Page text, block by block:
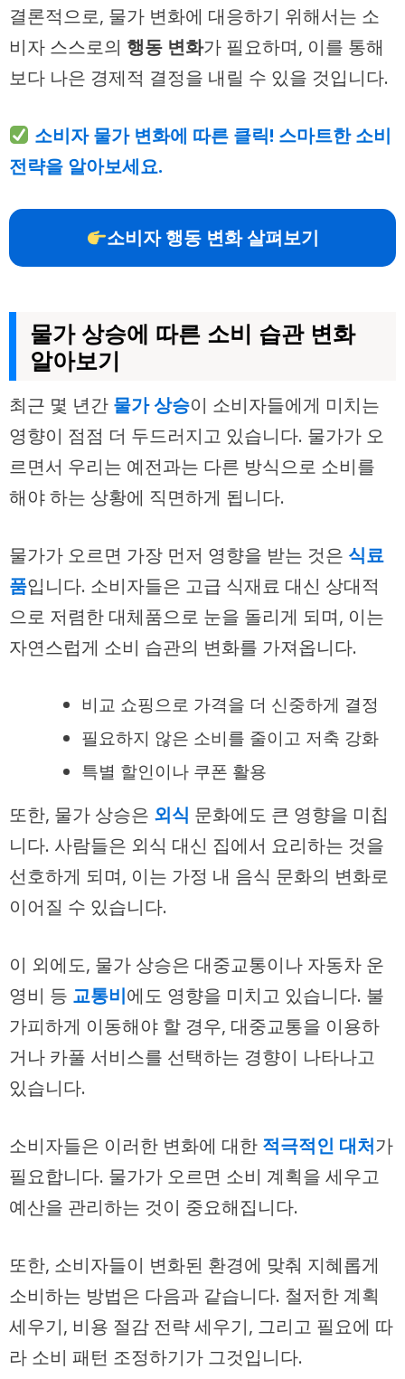
결론적으로, 물가 변화에 대응하기 위해서는 소
비자 스스로의 행동 변화가 필요하며, 이를 통해
보다 나은 경제적 결정을 내릴 수 있을 것입니다.
소비자 물가 변화에 따른 클릭! 스마트한 소비
전략을 알아보세요.
소비자 행동 변화 살펴보기
물가 상승에 따른 소비 습관 변화
알아보기
최근 몇 년간 물가 상승이 소비자들에게 미치는
영향이 점점 더 두드러지고 있습니다. 물가가 오
르면서 우리는 예전과는 다른 방식으로 소비를
해야 하는 상황에 직면하게 됩니다.
물가가 오르면 가장 먼저 영향을 받는 것은 식료
품입니다. 소비자들은 고급 식재료 대신 상대적
으로 저렴한 대체품으로 눈을 돌리게 되며, 이는
자연스럽게 소비 습관의 변화를 가져옵니다.
비교 쇼핑으로 가격을 더 신중하게 결정
필요하지 않은 소비를 줄이고 저축 강화
특별 할인이나 쿠폰 활용
또한, 물가 상승은 외식 문화에도 큰 영향을 미칩
니다. 사람들은 외식 대신 집에서 요리하는 것을
선호하게 되며, 이는 가정 내 음식 문화의 변화로
이어질 수 있습니다.
이 외에도, 물가 상승은 대중교통이나 자동차 운
영비 등 교통비에도 영향을 미치고 있습니다. 불
가피하게 이동해야 할 경우, 대중교통을 이용하
거나 카풀 서비스를 선택하는 경향이 나타나고
있습니다.
소비자들은 이러한 변화에 대한 적극적인 대처가
필요합니다. 물가가 오르면 소비 계획을 세우고
예산을 관리하는 것이 중요해집니다.
또한, 소비자들이 변화된 환경에 맞춰 지혜롭게
소비하는 방법은 다음과 같습니다. 철저한 계획
세우기, 비용 절감 전략 세우기, 그리고 필요에 따
라 소비 패턴 조정하기가 그것입니다.